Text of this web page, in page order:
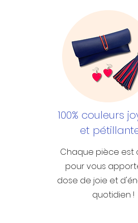
100% couleurs
et
Chaque pièce est
pour vous
dose de joie et
quotidien !